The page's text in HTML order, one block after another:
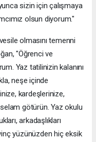
sizin için çalışmaya
olsun diyorum."
olmasını temenni
"Öğrenci ve
Yaz tatilinizin kalanını
neşe içinde
kardeşlerinize,
götürün. Yaz okulu
arkadaşlıkları
yüzünüzden hiç eksik